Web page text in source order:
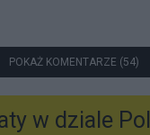
POKAŻ KOMENTARZE (54)
w dziale